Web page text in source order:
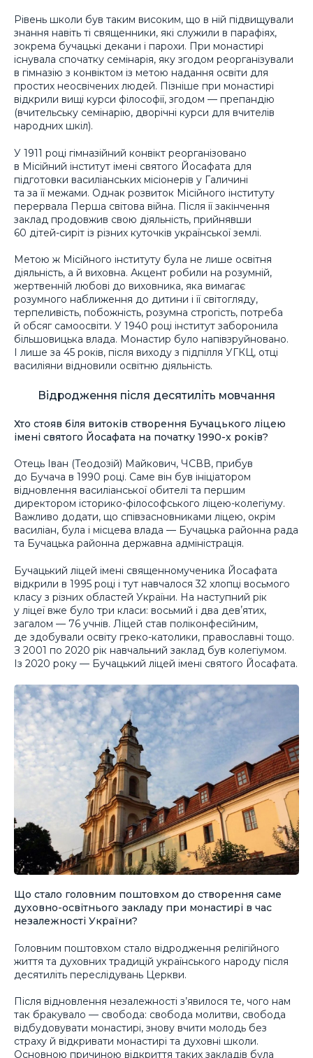
Рівень школи був таким високим, що в ній підвищували
знання навіть ті священники, які служили в парафіях,
зокрема бучацькі декани і парохи. При монастирі
існувала спочатку семінарія, яку згодом реорганізували
в гімназію з конвіктом із метою надання освіти для
простих неосвічених людей. Пізніше при монастирі
відкрили вищі курси філософії, згодом — препандію
(вчительську семінарію, дворічні курси для вчителів
народних шкіл).
У 1911 році гімназійний конвікт реорганізовано
в Місійний інститут імені святого Йосафата для
підготовки василіанських місіонерів у Галичині
та за її межами. Однак розвиток Місійного інституту
перервала Перша світова війна. Після її закінчення
заклад продовжив свою діяльність, прийнявши
60 дітей-сиріт із різних куточків української землі.
Метою ж Місійного інституту була не лише освітня
діяльність, а й виховна. Акцент робили на розумній,
жертвенній любові до виховника, яка вимагає
розумного наближення до дитини і її світогляду,
терпеливість, побожність, розумна строгість, потреба
й обсяг самоосвіти. У 1940 році інститут заборонила
більшовицька влада. Монастир було напівзруйновано.
І лише за 45 років, після виходу з підпілля УГКЦ, отці
василіяни відновили освітню діяльність.
Відродження після десятиліть мовчання
Хто стояв біля витоків створення Бучацького ліцею
імені святого Йосафата на початку 1990-х років?
Отець Іван (Теодозій) Майкович, ЧСВВ, прибув
до Бучача в 1990 році. Саме він був ініціатором
відновлення василіанської обителі та першим
директором історико-філософського ліцею-колегіуму.
Важливо додати, що співзасновниками ліцею, окрім
василіан, була і місцева влада — Бучацька районна рада
та Бучацька районна державна адміністрація.
Бучацький ліцей імені священномученика Йосафата
відкрили в 1995 році і тут навчалося 32 хлопці восьмого
класу з різних областей України. На наступний рік
у ліцеї вже було три класи: восьмий і два девʼятих,
загалом — 76 учнів. Ліцей став поліконфесійним,
де здобували освіту греко-католики, православні тощо.
З 2001 по 2020 рік навчальний заклад був колегіумом.
Із 2020 року — Бучацький ліцей імені святого Йосафата.
Що стало головним поштовхом до створення саме
духовно-освітнього закладу при монастирі в час
незалежності України?
Головним поштовхом стало відродження релігійного
життя та духовних традицій українського народу після
десятиліть переслідувань Церкви.
Після відновлення незалежності з’явилося те, чого нам
так бракувало — свобода: свобода молитви, свобода
відбудовувати монастирі, знову вчити молодь без
страху й відкривати монастирі та духовні школи.
Основною причиною відкриття таких закладів була